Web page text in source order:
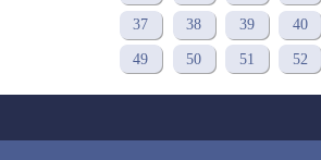
37 38 39 40
49 50 51 52